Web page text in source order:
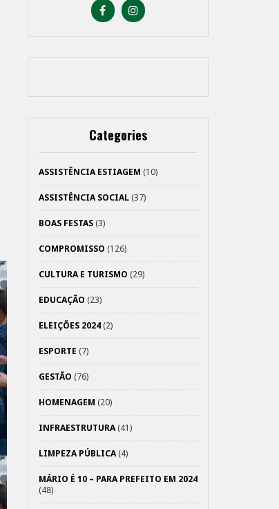
Categories
ASSISTÊNCIA ESTIAGEM (10)
ASSISTÊNCIA SOCIAL(37)
BOAS FESTAS(3)
COMPROMISSO (126)
CULTURA E TURISMO (29)
EDUCAÇÃO (23)
ELEIÇÕES 2024(2)
ESPORTE (7)
GESTÃO (76)
HOMENAGEM (20)
INFRAESTRUTURA(41)
LIMPEZA PÚBLICA(4)
MÁRIO É 10 – PARA PREFEITO EM 2024
(48)